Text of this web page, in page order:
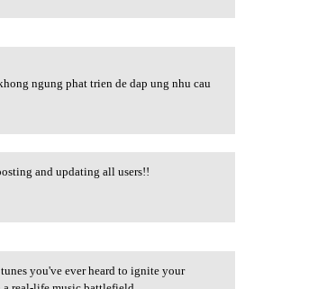
ngung phat trien de dap ung nhu cau
and updating all users!!
you've ever heard to ignite your